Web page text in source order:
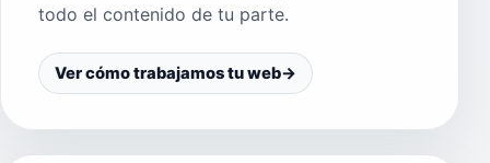
todo el contenido de tu parte.
Ver cómo trabajamos tu web→